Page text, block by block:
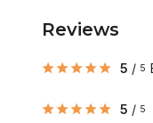
Reviews
5 / 5
5 / 5